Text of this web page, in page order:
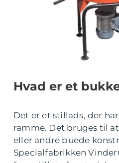
Hvad er et
Det er et stillads, der
ramme. Det bruges til
eller andre buede
Specialfabrikken